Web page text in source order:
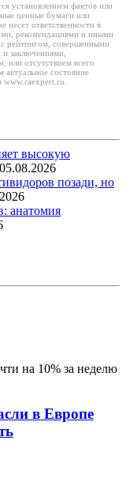
установлением фактов или
ценные бумаги или
несет ответственности в
рекомендациями и иными
с рейтингом, совершенными
заключениями,
или отсутствием всего
состояние
www.raexpert.ru.
высокую
05.08.2026
позади, но
анатомия
на 10% за неделю
в Европе